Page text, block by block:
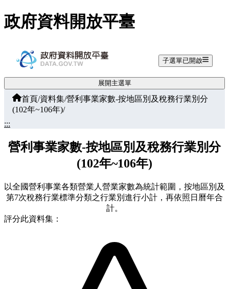
跳至主要內容
政府資料開放平臺
子選單已開啟
展開主選單
首頁/資料集/營利事業家數-按地區別及稅務行業別分
(102年~106年)/
:::
營利事業家數-按地區別及稅務行業別分
(102年~106年)
以全國營利事業各類營業人營業家數為統計範圍，按地區別及
第7次稅務行業標準分類之行業別進行小計，再依照日曆年合
計。
評分此資料集：